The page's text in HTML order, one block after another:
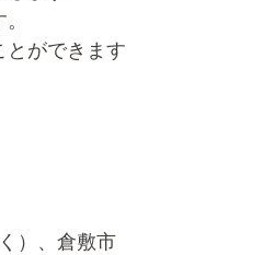
とができます
）、倉敷市